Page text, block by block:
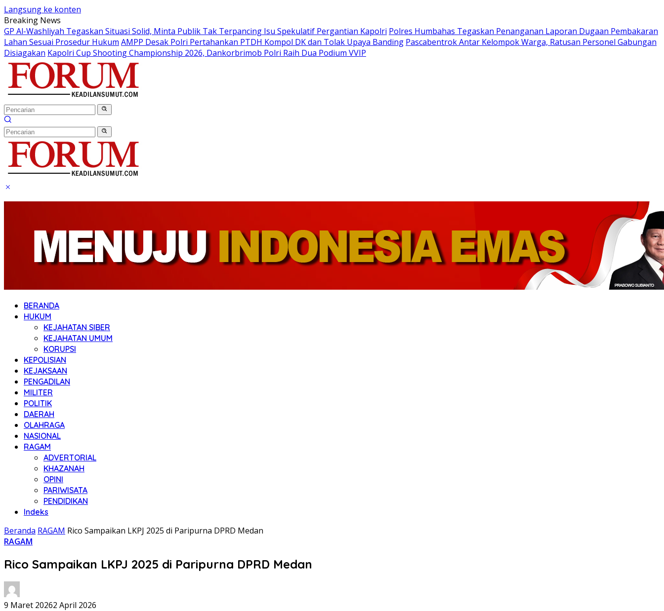
Langsung ke konten
Breaking News
GP Al-Washliyah Tegaskan Situasi Solid, Minta Publik Tak Terpancing Isu Spekulatif Pergantian Kapolri Polres Humbahas Tegaskan Penanganan Laporan Dugaan Pembakaran
Lahan Sesuai Prosedur Hukum AMPP Desak Polri Pertahankan PTDH Kompol DK dan Tolak Upaya Banding Pascabentrok Antar Kelompok Warga, Ratusan Personel Gabungan
Disiagakan Kapolri Cup Shooting Championship 2026, Dankorbrimob Polri Raih Dua Podium VVIP
BERANDA
HUKUM
KEJAHATAN SIBER
KEJAHATAN UMUM
KORUPSI
KEPOLISIAN
KEJAKSAAN
PENGADILAN
MILITER
POLITIK
DAERAH
OLAHRAGA
NASIONAL
RAGAM
ADVERTORIAL
KHAZANAH
OPINI
PARIWISATA
PENDIDIKAN
Indeks
Beranda RAGAM Rico Sampaikan LKPJ 2025 di Paripurna DPRD Medan
RAGAM
Rico Sampaikan LKPJ 2025 di Paripurna DPRD Medan
9 Maret 20262 April 2026